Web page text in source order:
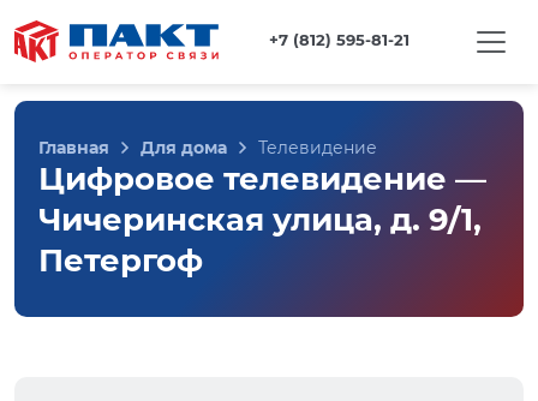
+7 (812) 595-81-21
Главная Для дома Телевидение
Цифровое телевидение —
Чичеринская улица, д. 9/1,
Петергоф